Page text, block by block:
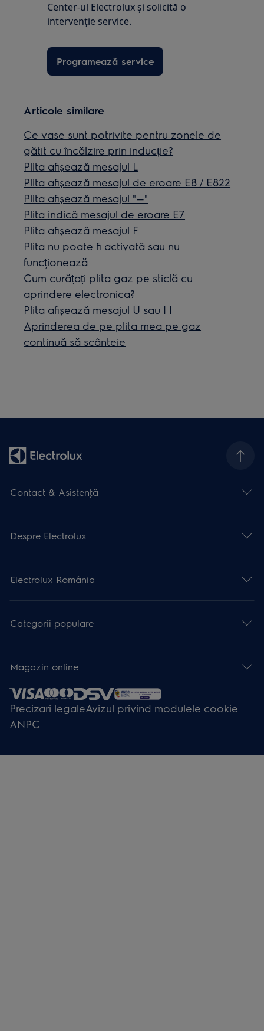
Center-ul Electrolux și solicită o
intervenţie service.
Programează service
Articole similare
Ce vase sunt potrivite pentru zonele de
gătit cu încălzire prin inducție?
Plita afişează mesajul L
Plita afișează mesajul de eroare E8 / E822
Plita afişează mesajul "—"
Plita indică mesajul de eroare E7
Plita afișează mesajul F
Plita nu poate fi activată sau nu
funcționează
Cum curățați plita gaz pe sticlă cu
aprindere electronica?
Plita afişează mesajul U sau | |
Aprinderea de pe plita mea pe gaz
continuă să scânteie
Contact & Asistenţă
Despre Electrolux
Electrolux România
Categorii populare
Magazin online
Precizari legaleAvizul privind modulele cookie
ANPC